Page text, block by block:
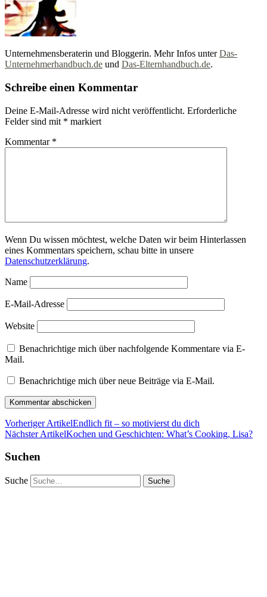
Unternehmensberaterin und Bloggerin. Mehr Infos unterDas-
Unternehmerhandbuch.de und Das-Elternhandbuch.de.
Schreibe einen Kommentar
Deine E-Mail-Adresse wird nicht veröffentlicht. Erforderliche
Felder sind mit * markiert
Kommentar *
Wenn Du wissen möchtest, welche Daten wir beim Hinterlassen
eines Kommentars speichern, schau bitte in unsere
Datenschutzerklärung.
Name
E-Mail-Adresse
Website
Benachrichtige mich über nachfolgende Kommentare via E-
Mail.
Benachrichtige mich über neue Beiträge via E-Mail.
Vorheriger ArtikelEndlich fit – so motivierst du dich
Nächster ArtikelKochen und Geschichten: What’s Cooking, Lisa?
Suchen
Suche